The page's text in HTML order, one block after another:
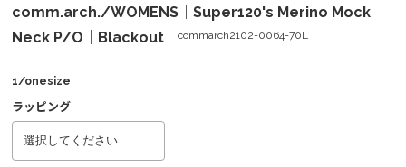
comm.arch./WOMENS｜Super120's Merino Mock
Neck P/O｜Blackout
commarch2102-0064-70L
1/onesize
ラッピング